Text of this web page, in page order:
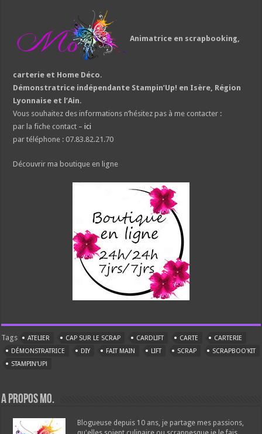
Animatrice en scrapbooking,
carterie et Home Déco.
Démonstratrice indépendante Stampin’Up! en Isère, Région
Lyonnaise et l’Ain.
Vous souhaitez des informations n’hésitez pas à me contacter :
par la fiche contact –ici
par téléphone : 07.83.82.21.70
Découvrir ma boutique en ligne
Tags ATELIER CAP SUR LE SCRAP CARDLIFT CARTE
CARTERIE
DÉMONSTRATRICE
DIY FAIT MAIN LIFT SCRAP
SCRAPBOO'KIT
STAMPIN'UP!
A propos Mo.
Blogueuse depuis 10 ans, je partage mes passions,